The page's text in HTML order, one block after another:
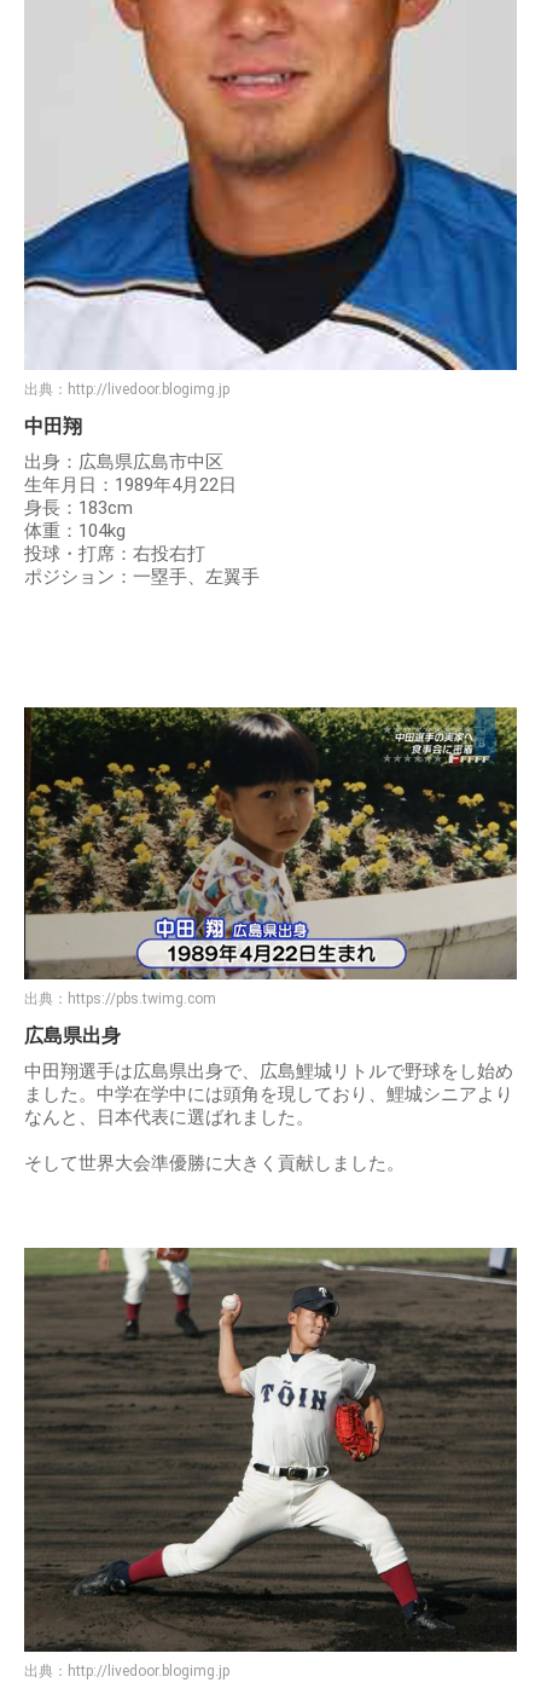
出典： http://livedoor.blogimg.jp
中田翔
出身：広島県広島市中区
生年月日：1989年4月22日
身長：183cm
体重：104kg
投球・打席：右投右打
ポジション：一塁手、左翼手
出典： https://pbs.twimg.com
広島県出身
中田翔選手は広島県出身で、広島鯉城リトルで野球をし始め
ました。中学在学中には頭角を現しており、鯉城シニアより
なんと、日本代表に選ばれました。
そして世界大会準優勝に大きく貢献しました。
出典： http://livedoor.blogimg.jp